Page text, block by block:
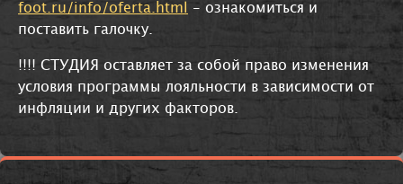
foot.ru/info/oferta.html
- ознакомиться и
поставить галочку.
!!!! СТУДИЯ оставляет за собой право изменения
условия программы лояльности в зависимости от
инфляции и других факторов.